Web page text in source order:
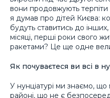
вони продовжують терпіти
я думав про дітей Києва:
будуть ставитись до
місяці, перші роки свого
ракетами? Це ще одне
Як почуваєтеся ви всі в
У нунціатурі ми знаємо,
районі, що не є